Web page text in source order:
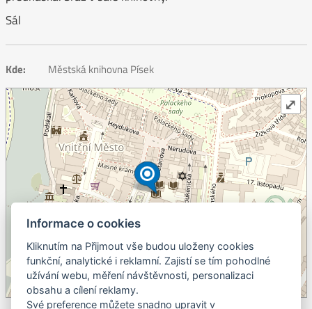
Sál
Kde: Městská knihovna Písek
©OpenStreetMapcontributors.
⤢
Informace o cookies
Kliknutím na Přijmout vše budou uloženy cookies
funkční, analytické i reklamní. Zajistí se tím pohodlné
užívání webu, měření návštěvnosti, personalizaci
obsahu a cílení reklamy.
Své preference můžete snadno upravit v